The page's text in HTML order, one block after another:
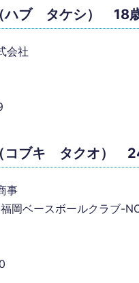
ブ タケシ） 18
会社
ブキ タクオ）
事
岡ベースボールクラブ-